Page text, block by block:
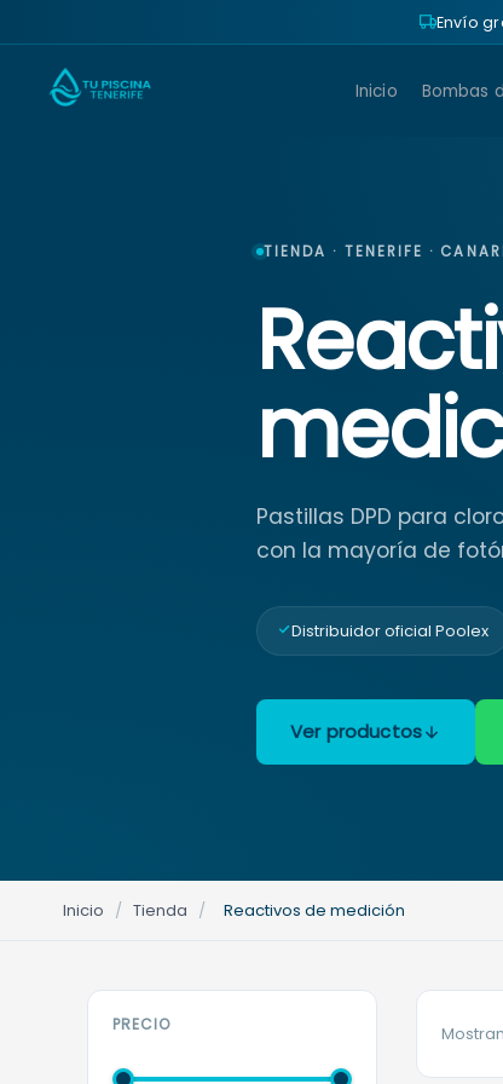
Envío
Inicio Bombas
TIENDA · TENERIFE ·
Pastillas DPD para
con la mayoría de
Distribuidor oficial Poolex
Ver productos
Inicio / Tienda / Reactivos de medición
PRECIO